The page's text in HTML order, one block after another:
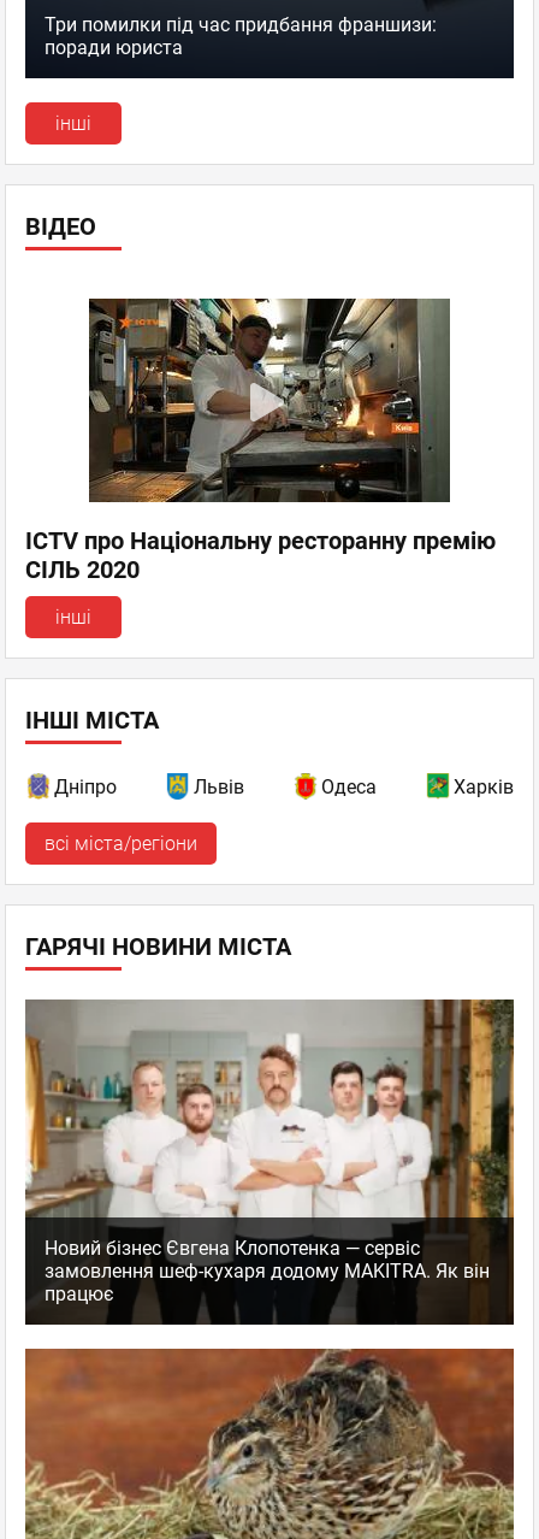
Три помилки під час придбання франшизи:
поради юриста
інші
ВІДЕО
ICTV про Національну ресторанну премію
СІЛЬ 2020
інші
ІНШІ МІСТА
Дніпро Львів Одеса Харків
всі міста/регіони
ГАРЯЧІ НОВИНИ МІСТА
Новий бізнес Євгена Клопотенка — сервіс
замовлення шеф-кухаря додому MAKITRA. Як він
працює